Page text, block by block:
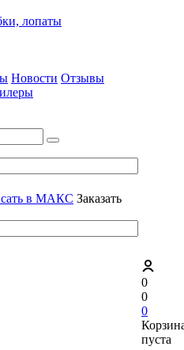
лопаты
Новости Отзывы
Заказать
0
0
0
пуста